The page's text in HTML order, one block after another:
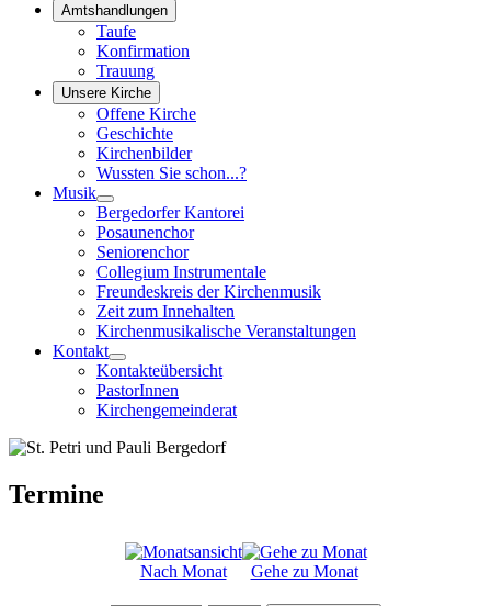
Amtshandlungen
Taufe
Konfirmation
Trauung
Unsere Kirche
Offene Kirche
Geschichte
Kirchenbilder
Wussten Sie schon...?
Musik
Bergedorfer Kantorei
Posaunenchor
Seniorenchor
Collegium Instrumentale
Freundeskreis der Kirchenmusik
Zeit zum Innehalten
Kirchenmusikalische Veranstaltungen
Kontakt
Kontakteübersicht
PastorInnen
Kirchengemeinderat
Termine
Nach Monat Gehe zu Monat